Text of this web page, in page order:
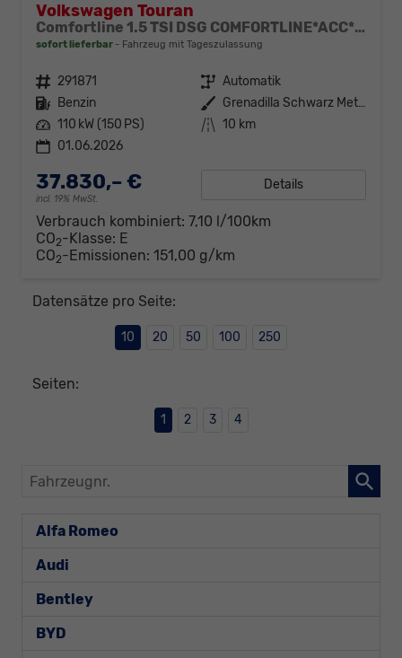
Volkswagen Touran
Comfortline 1.5 TSI DSG COMFORTLINE*ACC*LED*PDC*KAMERA*NAVI*SHZ* 7-SITZER 17-ZOLL
sofort lieferbar Fahrzeug mit Tageszulassung
Fahrzeugnr. 291871 Getriebe Automatik
Kraftstoff Benzin Außenfarbe
Grenadilla Schwarz Metallic
Leistung 110 kW (150 PS) Kilometerstand 10 km
01.06.2026
37.830,– €
incl. 19% MwSt.
Details
Verbrauch kombiniert: 7,10 l/100km
CO2-Klasse: E
CO2-Emissionen: 151,00 g/km
Datensätze pro Seite:
10 20 50 100 250
Seiten:
1 2 3 4
Fahrzeugnr.
Alfa Romeo
Audi
Bentley
BYD